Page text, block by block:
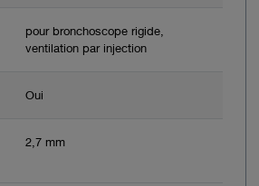
pour bronchoscope rigide,
ventilation par injection
Oui
2,7 mm